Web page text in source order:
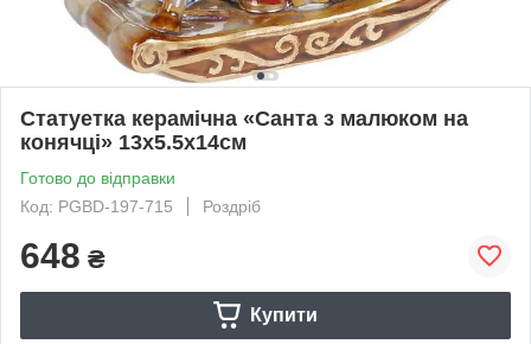
Статуетка керамічна «Санта з малюком на
конячці» 13х5.5х14см
Готово до відправки
Код: PGBD-197-715
Роздріб
648 ₴
Купити